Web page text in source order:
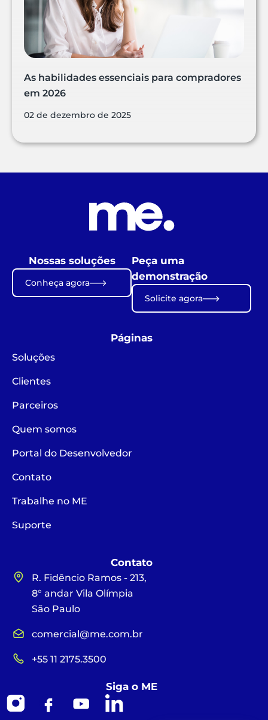
As habilidades essenciais para compradores
em 2026
02 de dezembro de 2025
Nossas soluções
Conheça agora
Peça uma
demonstração
Solicite agora
Páginas
Soluções
Clientes
Parceiros
Quem somos
Portal do Desenvolvedor
Contato
Trabalhe no ME
Suporte
Contato
R. Fidêncio Ramos - 213,
8° andar Vila Olímpia
São Paulo
comercial@me.com.br
+55 11 2175.3500
Siga o ME